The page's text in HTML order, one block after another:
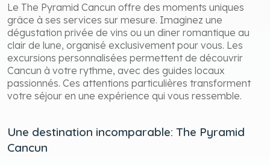
Le The Pyramid Cancun offre des moments uniques
grâce à ses services sur mesure. Imaginez une
dégustation privée de vins ou un dîner romantique au
clair de lune, organisé exclusivement pour vous. Les
excursions personnalisées permettent de découvrir
Cancun à votre rythme, avec des guides locaux
passionnés. Ces attentions particulières transforment
votre séjour en une expérience qui vous ressemble.
Une destination incomparable: The Pyramid
Cancun